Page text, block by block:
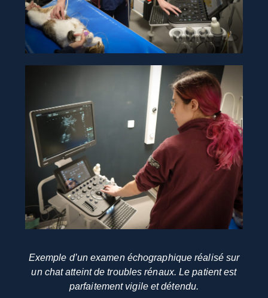
Exemple d’un examen échographique réalisé sur
un chat atteint de troubles rénaux. Le patient est
parfaitement vigile et détendu.